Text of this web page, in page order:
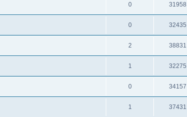
0 31958
0 32435
2 38831
1 32275
0 34157
1 37431